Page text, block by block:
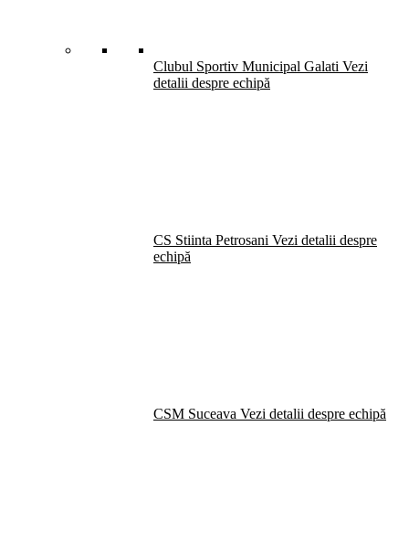
Clubul Sportiv Municipal Galati Vezi
detalii despre echipă
CS Stiinta Petrosani Vezi detalii despre
echipă
CSM Suceava Vezi detalii despre echipă